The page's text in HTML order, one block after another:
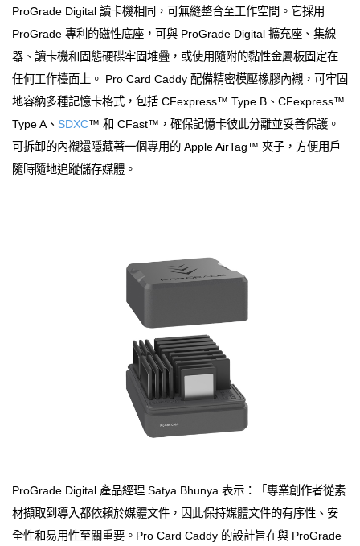
ProGrade Digital 讀卡機相同，可無縫整合至工作空間。它採用
ProGrade 專利的磁性底座，可與 ProGrade Digital 擴充座、集線
器、讀卡機和固態硬碟牢固堆疊，或使用隨附的黏性金屬板固定在
任何工作檯面上。 Pro Card Caddy 配備精密模壓橡膠內襯，可牢固
地容納多種記憶卡格式，包括 CFexpress™ Type B、CFexpress™
Type A、 SDXC™ 和 CFast™，確保記憶卡彼此分離並妥善保護。
可拆卸的內襯還隱藏著一個專用的 Apple AirTag™ 夾子，方便用戶
隨時隨地追蹤儲存媒體。
ProGrade Digital 產品經理 Satya Bhunya 表示：「專業創作者從素
材擷取到導入都依賴於媒體文件，因此保持媒體文件的有序性、安
全性和易用性至關重要。Pro Card Caddy 的設計旨在與 ProGrade